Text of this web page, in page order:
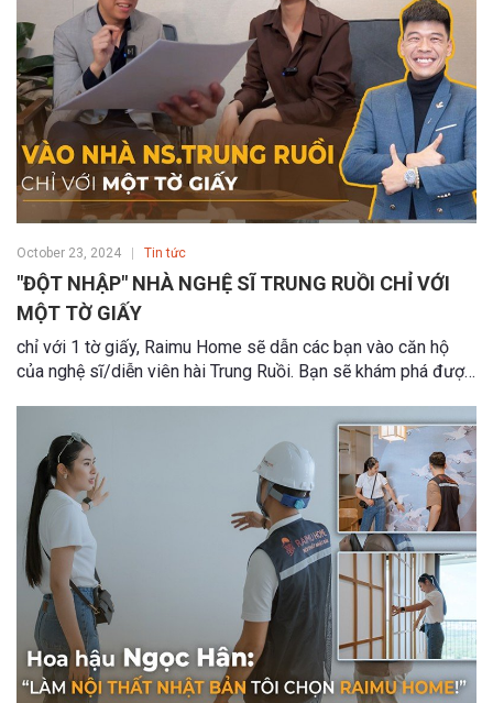
October 23, 2024 Tin tức
"ĐỘT NHẬP" NHÀ NGHỆ SĨ TRUNG RUỒI CHỈ VỚI
MỘT TỜ GIẤY
chỉ với 1 tờ giấy, Raimu Home sẽ dẫn các bạn vào căn hộ
của nghệ sĩ/diễn viên hài Trung Ruồi. Bạn sẽ khám phá được
ngủ con, phòng khách - bếp và đặc biệt là không gian chill
"bí mật" có một không hai.